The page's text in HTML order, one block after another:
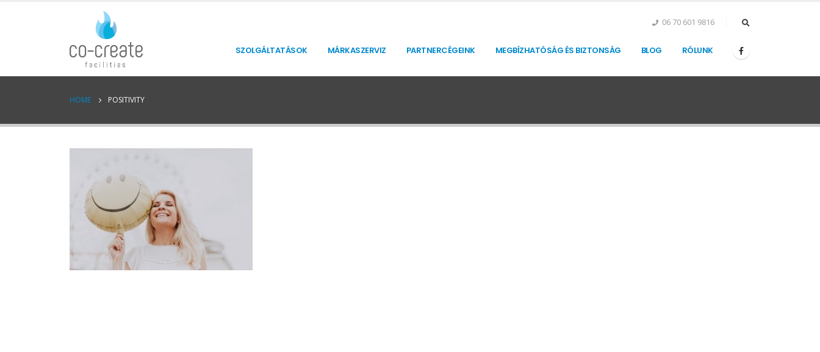
06 70 601 9816
SZOLGÁLTATÁSOK MÁRKASZERVIZ PARTNERCÉGEINK MEGBÍZHATÓSÁG ÉS BIZTONSÁG BLOG RÓLUNK
HOME POSITIVITY